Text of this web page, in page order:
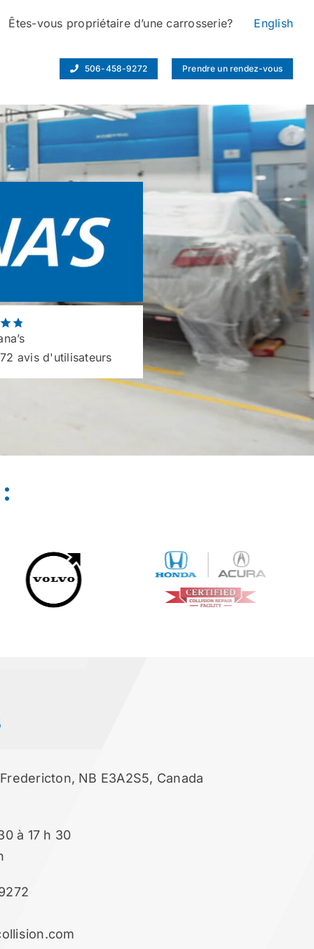
Êtes-vous propriétaire d’une carrosserie? English
506-458-9272 Prendre un rendez-vous
avis d'utilisateurs
NB E3A2S5, Canada
à 17 h 30